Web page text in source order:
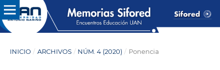
INICIO / ARCHIVOS / NÚM. 4 (2020) / Ponencia